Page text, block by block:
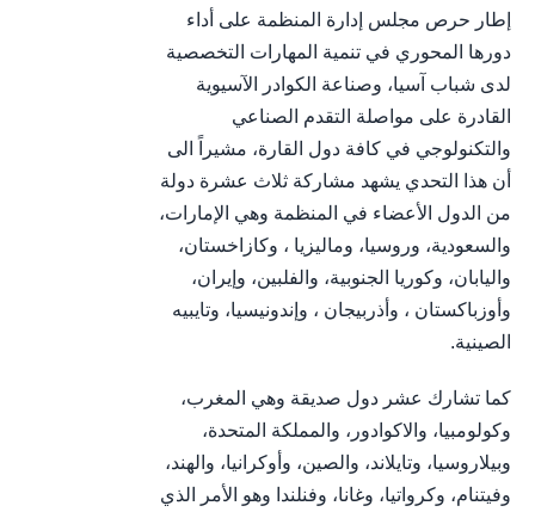
إطار حرص مجلس إدارة المنظمة على أداء
دورها المحوري في تنمية المهارات التخصصية
لدى شباب آسيا، وصناعة الكوادر الآسيوية
القادرة على مواصلة التقدم الصناعي
والتكنولوجي في كافة دول القارة، مشيراً الى
أن هذا التحدي يشهد مشاركة ثلاث عشرة دولة
من الدول الأعضاء في المنظمة وهي الإمارات،
والسعودية، وروسيا، وماليزيا ، وكازاخستان،
واليابان، وكوريا الجنوبية، والفلبين، وإيران،
وأوزباكستان ، وأذربيجان ، وإندونيسيا، وتايبيه
الصينية.
كما تشارك عشر دول صديقة وهي المغرب،
وكولومبيا، والاكوادور، والمملكة المتحدة،
وبيلاروسيا، وتايلاند، والصين، وأوكرانيا، والهند،
وفيتنام، وكرواتيا، وغانا، وفنلندا وهو الأمر الذي